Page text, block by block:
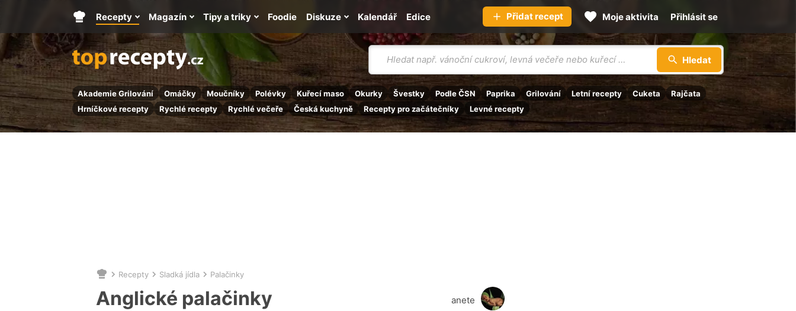
Vyhledávání
Hledat
Akademie Grilování Omáčky Moučníky Polévky Kuřecí maso Okurky Švestky Podle ČSN Paprika Grilování Letní recepty Cuketa
Rajčata
Hrníčkové recepty
Rychlé recepty Rychlé večeře Česká kuchyně Recepty pro začátečníky Levné recepty
Hlavní
stránka
Recepty Magazín Tipy a triky Kalendář
Foodie Diskuze Edice Přidat recept Moje aktivita Přihlásit se
Nacházíte
se
zde:
Recepty Sladká jídla Palačinky
Anglické palačinky anete